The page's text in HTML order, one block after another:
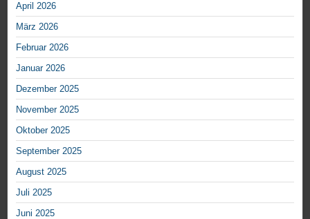
April 2026
März 2026
Februar 2026
Januar 2026
Dezember 2025
November 2025
Oktober 2025
September 2025
August 2025
Juli 2025
Juni 2025